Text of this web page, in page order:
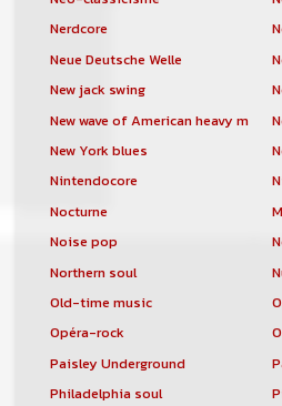
Nerdcore
Neue Deutsche Welle
New jack swing
New wave of American heavy metal
New York blues
Nintendocore
Nocturne
Noise pop
Northern soul
Old-time music
Opéra-rock
Paisley Underground
Philadelphia soul